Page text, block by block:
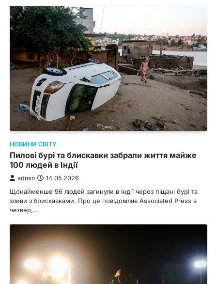
НОВИНИ СВІТУ
Пилові бурі та блискавки забрали життя майже
100 людей в Індії
admin 14.05.2026
Щонайменше 96 людей загинули в Індії через піщані бурі та
зливи з блискавками. Про це повідомляє Associated Press в
четвер,…